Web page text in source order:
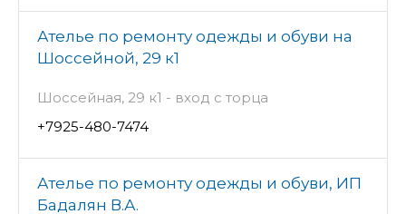
Ателье по ремонту одежды и обуви на
Шоссейной, 29 к1
Шоссейная, 29 к1 - вход с торца
+7925-480-7474
Ателье по ремонту одежды и обуви, ИП
Бадалян В.А.